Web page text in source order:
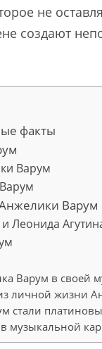
не
создают
факты
Варум
Варум
Леонида
Варум в своей
личной жизни
стали
музыкальной